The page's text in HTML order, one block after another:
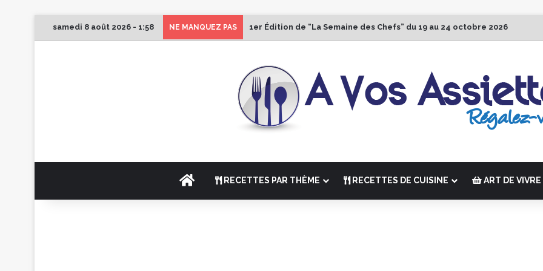
samedi 8 août 2026 - 1:58 NE MANQUEZ PAS 1er Édition de “La Semaine des Chefs” du 19 au 24 octobre 2026
ACCUEILRECETTES PAR THÈME RECETTES DE CUISINE ART DE VIVRE